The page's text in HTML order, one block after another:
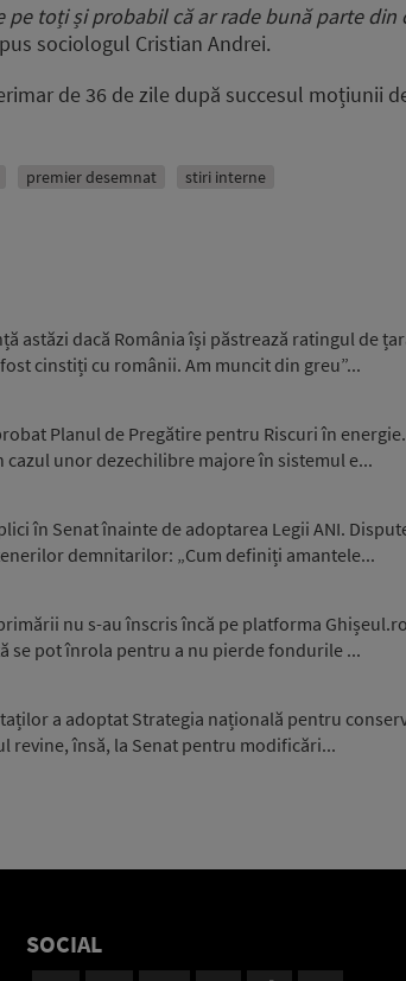
pe toți și probabil că ar rade bună parte din
sociologul Cristian Andrei.
de 36 de zile după succesul moțiunii
premier desemnat stiri interne
astăzi dacă România își păstrează ratingul de
cinstiți cu românii. Am muncit din greu”...
Planul de Pregătire pentru Riscuri în
cazul unor dezechilibre majore în sistemul e...
în Senat înainte de adoptarea Legii ANI.
demnitarilor: „Cum definiți amantele...
nu s-au înscris încă pe platforma
se pot înrola pentru a nu pierde fondurile ...
a adoptat Strategia națională pentru
revine, însă, la Senat pentru modificări...
SOCIAL